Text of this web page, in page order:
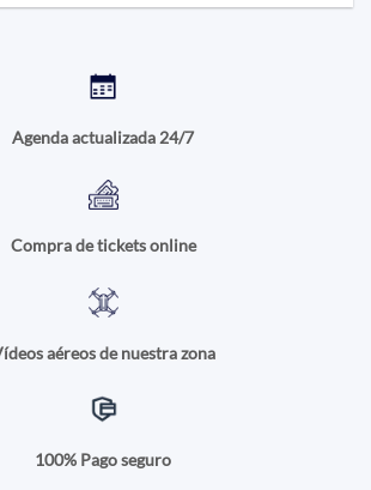
Agenda actualizada 24/7
Compra de tickets online
aéreos de nuestra zona
100% Pago seguro